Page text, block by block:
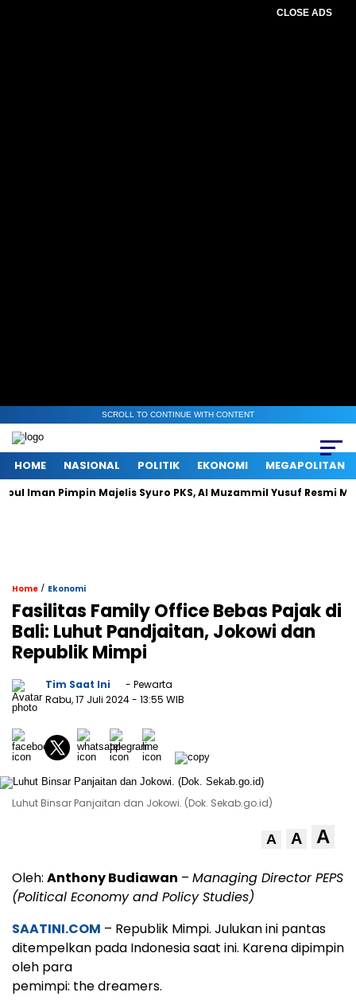
CLOSE ADS
SCROLL TO CONTINUE WITH CONTENT
HOME NASIONAL POLITIK EKONOMI MEGAPOLITAN
Pimpin Majelis Syuro PKS, Al Muzammil Yusuf Resmi
Home / Ekonomi
Fasilitas Family Office Bebas Pajak di
Bali: Luhut Pandjaitan, Jokowi dan
Republik Mimpi
Tim Saat Ini
- Pewarta
Rabu, 17 Juli 2024- 13:55 WIB
Luhut Binsar Panjaitan dan Jokowi. (Dok. Sekab.go.id)
A A A
Oleh: Anthony Budiawan – Managing Director PEPS
(Political Economy and Policy Studies)
SAATINI.COM – Republik Mimpi. Julukan ini pantas
ditempelkan pada Indonesia saat ini. Karena dipimpin
oleh para
pemimpi: the dreamers.